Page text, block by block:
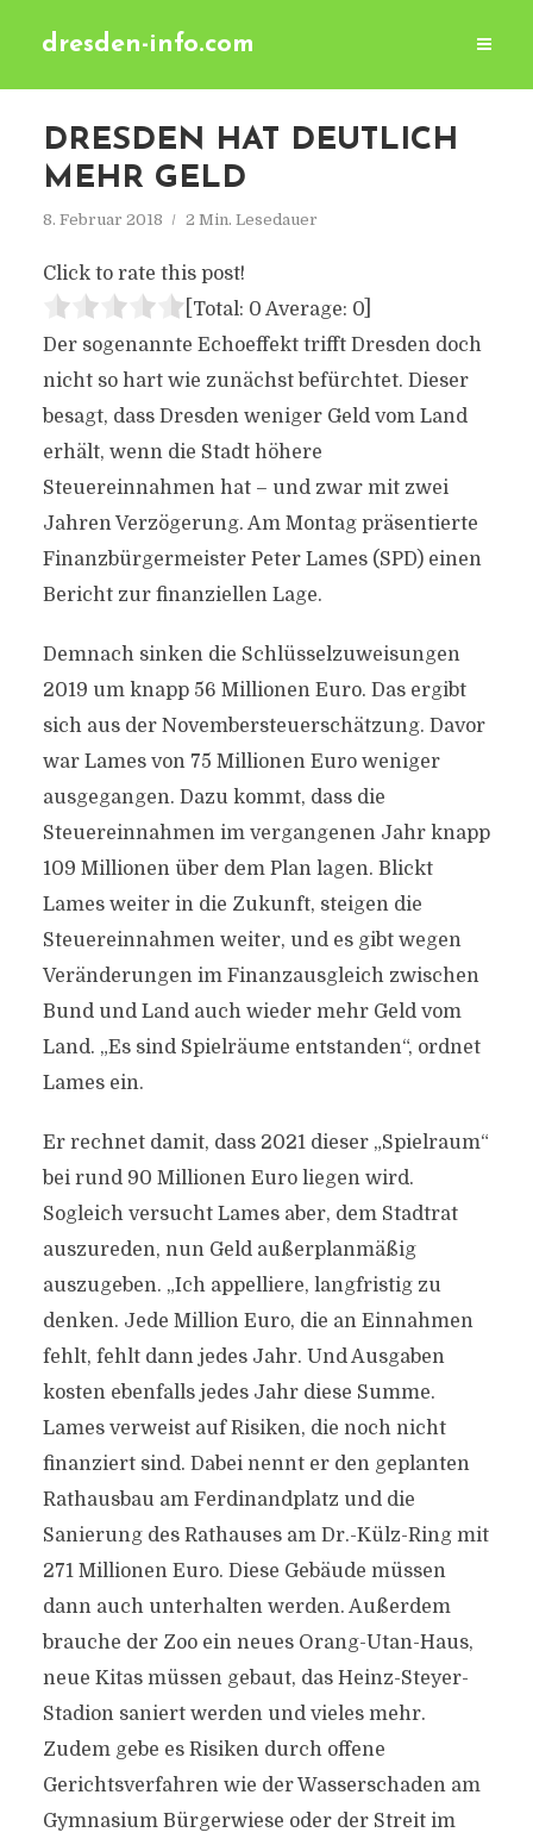
dresden-info.com
DRESDEN HAT DEUTLICH
MEHR GELD
8. Februar 2018 2 Min. Lesedauer
Click to rate this post!
[Total: 0 Average: 0]
Der sogenannte Echoeffekt trifft Dresden doch
nicht so hart wie zunächst befürchtet. Dieser
besagt, dass Dresden weniger Geld vom Land
erhält, wenn die Stadt höhere
Steuereinnahmen hat – und zwar mit zwei
Jahren Verzögerung. Am Montag präsentierte
Finanzbürgermeister Peter Lames (SPD) einen
Bericht zur finanziellen Lage.
Demnach sinken die Schlüsselzuweisungen
2019 um knapp 56 Millionen Euro. Das ergibt
sich aus der Novembersteuerschätzung. Davor
war Lames von 75 Millionen Euro weniger
ausgegangen. Dazu kommt, dass die
Steuereinnahmen im vergangenen Jahr knapp
109 Millionen über dem Plan lagen. Blickt
Lames weiter in die Zukunft, steigen die
Steuereinnahmen weiter, und es gibt wegen
Veränderungen im Finanzausgleich zwischen
Bund und Land auch wieder mehr Geld vom
Land. „Es sind Spielräume entstanden“, ordnet
Lames ein.
Er rechnet damit, dass 2021 dieser „Spielraum“
bei rund 90 Millionen Euro liegen wird.
Sogleich versucht Lames aber, dem Stadtrat
auszureden, nun Geld außerplanmäßig
auszugeben. „Ich appelliere, langfristig zu
denken. Jede Million Euro, die an Einnahmen
fehlt, fehlt dann jedes Jahr. Und Ausgaben
kosten ebenfalls jedes Jahr diese Summe.
Lames verweist auf Risiken, die noch nicht
finanziert sind. Dabei nennt er den geplanten
Rathausbau am Ferdinandplatz und die
Sanierung des Rathauses am Dr.-Külz-Ring mit
271 Millionen Euro. Diese Gebäude müssen
dann auch unterhalten werden. Außerdem
brauche der Zoo ein neues Orang-Utan-Haus,
neue Kitas müssen gebaut, das Heinz-Steyer-
Stadion saniert werden und vieles mehr.
Zudem gebe es Risiken durch offene
Gerichtsverfahren wie der Wasserschaden am
Gymnasium Bürgerwiese oder der Streit im